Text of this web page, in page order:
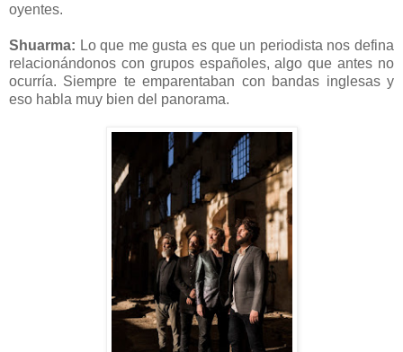
oyentes.
Shuarma: Lo que me gusta es que un periodista nos defina
relacionándonos con grupos españoles, algo que antes no
ocurría. Siempre te emparentaban con bandas inglesas y
eso habla muy bien del panorama.